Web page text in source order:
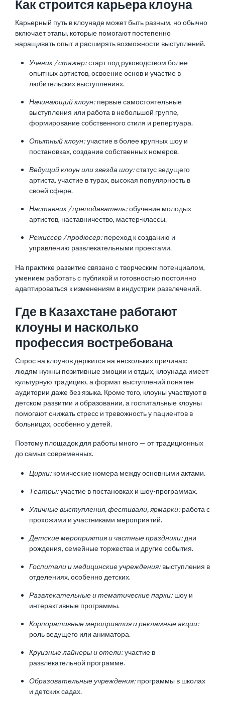
Как строится карьера клоуна
Карьерный путь в клоунаде может быть разным, но обычно
включает этапы, которые помогают постепенно
наращивать опыт и расширять возможности выступлений.
Ученик / стажер:старт под руководством более
опытных артистов, освоение основ и участие в
любительских выступлениях.
Начинающий клоун: первые самостоятельные
выступления или работа в небольшой группе,
формирование собственного стиля и репертуара.
Опытный клоун:участие в более крупных шоу и
постановках, создание собственных номеров.
Ведущий клоун или звезда шоу:статус ведущего
артиста, участие в турах, высокая популярность в
своей сфере.
Наставник / преподаватель:обучение молодых
артистов, наставничество, мастер-классы.
Режиссер / продюсер: переход к созданию и
управлению развлекательными проектами.
На практике развитие связано с творческим потенциалом,
умением работать с публикой и готовностью постоянно
адаптироваться к изменениям в индустрии развлечений.
Где в Казахстане работают
клоуны и насколько
профессия востребована
Спрос на клоунов держится на нескольких причинах:
людям нужны позитивные эмоции и отдых, клоунада имеет
культурную традицию, а формат выступлений понятен
аудитории даже без языка. Кроме того, клоуны участвуют в
детском развитии и образовании, а госпитальные клоуны
помогают снижать стресс и тревожность у пациентов в
больницах, особенно у детей.
Поэтому площадок для работы много — от традиционных
до самых современных.
Цирки: комические номера между основными актами.
Театры:участие в постановках и шоу-программах.
Уличные выступления, фестивали, ярмарки: работа с
прохожими и участниками мероприятий.
Детские мероприятия и частные праздники: дни
рождения, семейные торжества и другие события.
Госпитали и медицинские учреждения: выступления в
отделениях, особенно детских.
Развлекательные и тематические парки: шоу и
интерактивные программы.
Корпоративные мероприятия и рекламные акции:
роль ведущего или аниматора.
Круизные лайнеры и отели:участие в
развлекательной программе.
Образовательные учреждения: программы в школах
и детских садах.